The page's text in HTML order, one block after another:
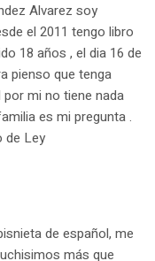
Alvarez soy
el 2011 tengo libro
18 años , el dia 16 de
pienso que tenga
mi no tiene nada
es mi pregunta .
de Ley
de español, me
más que